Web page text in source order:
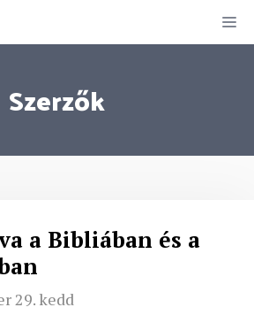
Szerzők
a Bibliában és a
29. kedd